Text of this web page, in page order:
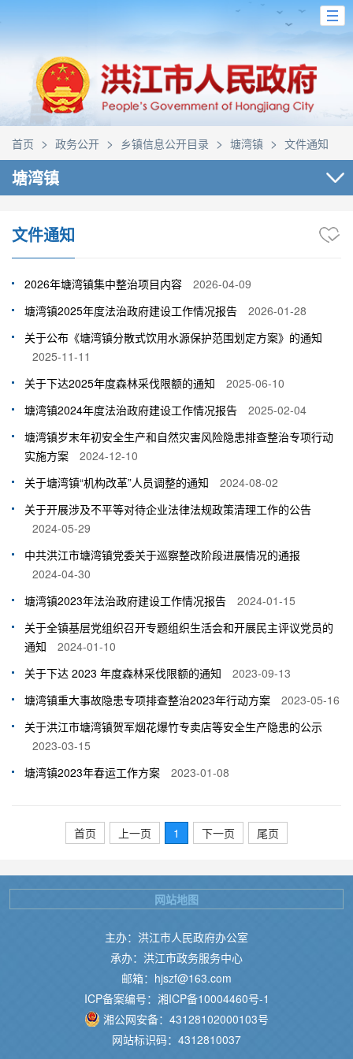
首页 > 政务公开 > 乡镇信息公开目录 > 塘湾镇 > 文件通知
塘湾镇
文件通知
2026年塘湾镇集中整治项目内容
2026-04-09
塘湾镇2025年度法治政府建设工作情况报告
2026-01-28
关于公布《塘湾镇分散式饮用水源保护范围划定方案》的通知
2025-11-11
关于下达2025年度森林采伐限额的通知
2025-06-10
塘湾镇2024年度法治政府建设工作情况报告
2025-02-04
塘湾镇岁末年初安全生产和自然灾害风险隐患排查整治专项行动
实施方案
2024-12-10
关于塘湾镇“机构改革”人员调整的通知
2024-08-02
关于开展涉及不平等对待企业法律法规政策清理工作的公告
2024-05-29
中共洪江市塘湾镇党委关于巡察整改阶段进展情况的通报
2024-04-30
塘湾镇2023年法治政府建设工作情况报告
2024-01-15
关于全镇基层党组织召开专题组织生活会和开展民主评议党员的
通知
2024-01-10
关于下达 2023 年度森林采伐限额的通知
2023-09-13
塘湾镇重大事故隐患专项排查整治2023年行动方案
2023-05-16
关于洪江市塘湾镇贺军烟花爆竹专卖店等安全生产隐患的公示
2023-03-15
塘湾镇2023年春运工作方案
2023-01-08
首页 上一页 1 下一页 尾页
主办：洪江市人民政府办公室
承办：洪江市政务服务中心
邮箱：hjszf@163.com
ICP备案编号：湘ICP备10004460号-1
湘公网安备：43128102000103号
网站标识码：4312810037
网站地图